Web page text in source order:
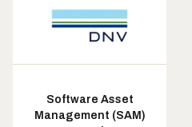
Software Asset
Management (SAM)